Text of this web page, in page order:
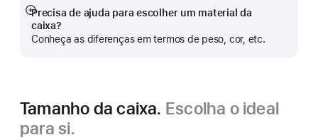
Precisa de ajuda para escolher um material da
caixa?
Conheça as diferenças em termos de peso, cor, etc.
Veja
mais
Tamanho da caixa. Escolha o ideal
para si.